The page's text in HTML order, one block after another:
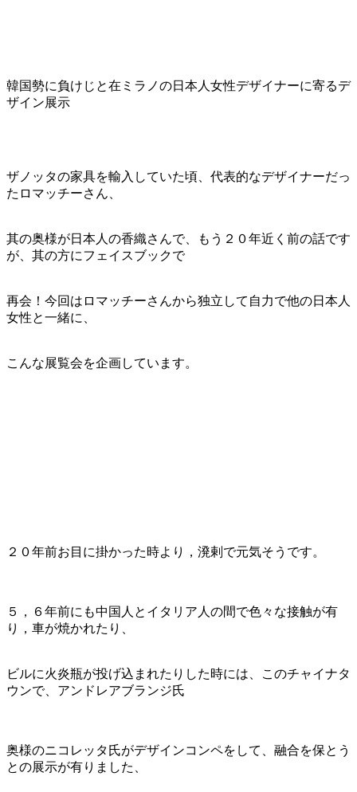
韓国勢に負けじと在ミラノの日本人女性デザイナーに寄るデ
ザイン展示
ザノッタの家具を輸入していた頃、代表的なデザイナーだっ
たロマッチーさん、
其の奥様が日本人の香織さんで、もう２０年近く前の話です
が、其の方にフェイスブックで
再会！今回はロマッチーさんから独立して自力で他の日本人
女性と一緒に、
こんな展覧会を企画しています。
２０年前お目に掛かった時より，溌剌で元気そうです。
５，６年前にも中国人とイタリア人の間で色々な接触が有
り，車が焼かれたり、
ビルに火炎瓶が投げ込まれたりした時には、このチャイナタ
ウンで、アンドレアブランジ氏
奥様のニコレッタ氏がデザインコンペをして、融合を保とう
との展示が有りました、